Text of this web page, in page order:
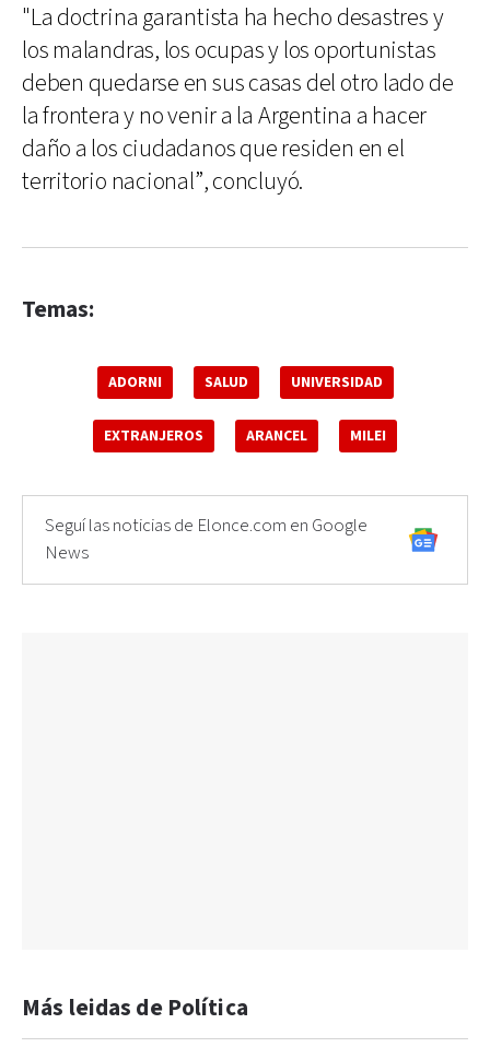
"La doctrina garantista ha hecho desastres y
los malandras, los ocupas y los oportunistas
deben quedarse en sus casas del otro lado de
la frontera y no venir a la Argentina a hacer
daño a los ciudadanos que residen en el
territorio nacional”, concluyó.
Temas:
ADORNI SALUD UNIVERSIDAD
EXTRANJEROS ARANCEL MILEI
Seguí las noticias de Elonce.com en Google
News
Más leidas de Política